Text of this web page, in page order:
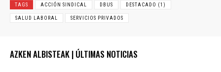
TAGS ACCIÓN SINDICAL DBUS DESTACADO (1)
SALUD LABORAL SERVICIOS PRIVADOS
AZKEN ALBISTEAK | ÚLTIMAS NOTICIAS